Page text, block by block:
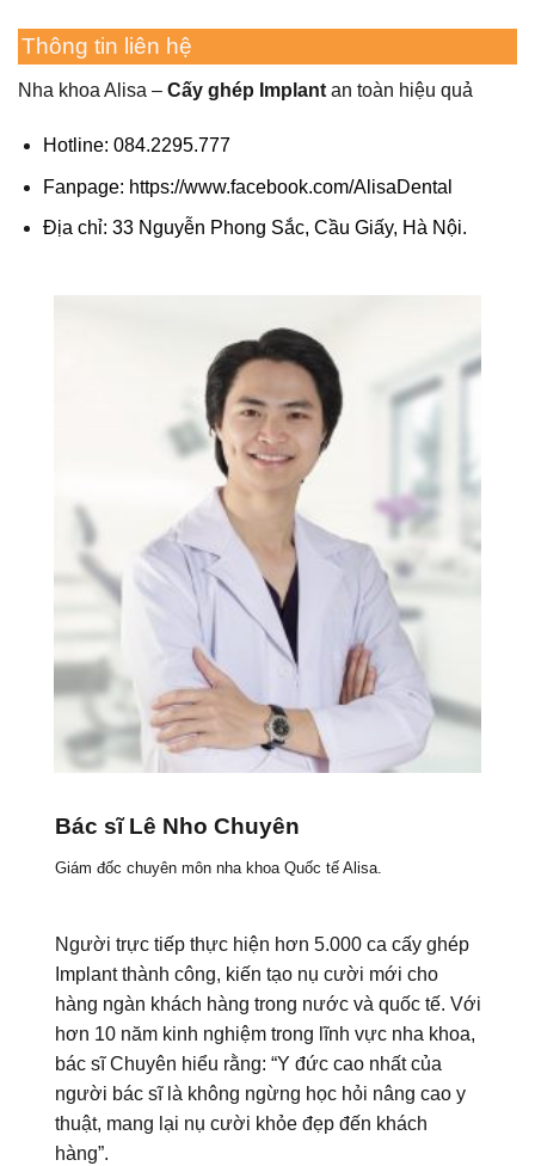
Thông tin liên hệ
Nha khoa Alisa – Cấy ghép Implant an toàn hiệu quả
Hotline: 084.2295.777
Fanpage: https://www.facebook.com/AlisaDental
Địa chỉ: 33 Nguyễn Phong Sắc, Cầu Giấy, Hà Nội.
Bác sĩ Lê Nho Chuyên
Giám đốc chuyên môn nha khoa Quốc tế Alisa.
Người trực tiếp thực hiện hơn 5.000 ca cấy ghép
Implant thành công, kiến tạo nụ cười mới cho
hàng ngàn khách hàng trong nước và quốc tế. Với
hơn 10 năm kinh nghiệm trong lĩnh vực nha khoa,
bác sĩ Chuyên hiểu rằng: “Y đức cao nhất của
người bác sĩ là không ngừng học hỏi nâng cao y
thuật, mang lại nụ cười khỏe đẹp đến khách
hàng”.